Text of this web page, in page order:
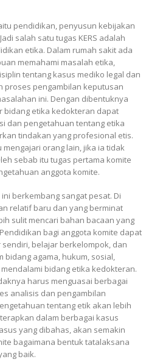
pendidikan, penyusun kebijakan
salah satu tugas KERS adalah
etika. Dalam rumah sakit ada
memahami masalah etika,
tentang kasus mediko legal dan
proses pengambilan keputusan
ini. Dengan dibentuknya
bidang etika kedokteran dapat
dan pengetahuan tentang etika
tindakan yang profesional etis.
mengajari orang lain, jika ia tidak
sebab itu tugas pertama komite
anggota komite.
berkembang sangat pesat. Di
relatif baru dan yang berminat
sulit mencari bahan bacaan yang
bagi anggota komite dapat
belajar berkelompok, dan
bidang agama, hukum, sosial,
bidang etika kedokteran.
harus menguasai berbagai
analisis dan pengambilan
tentang etik akan lebih
dalam berbagai kasus
yang dibahas, akan semakin
bagaimana bentuk tatalaksana
baik.